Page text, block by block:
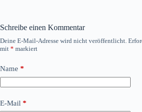
Schreibe einen Kommentar
Deine E-Mail-Adresse wird nicht veröffentlicht.
mit * markiert
Name *
E-Mail *